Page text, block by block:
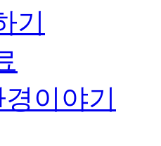
기
이야기